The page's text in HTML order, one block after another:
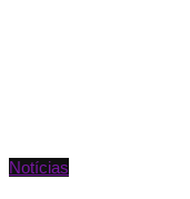
Notícias